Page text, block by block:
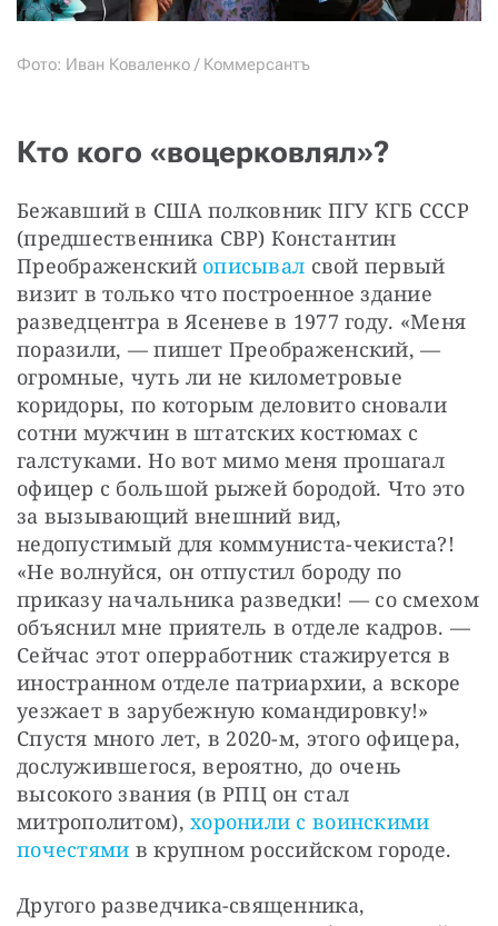
Фото: Иван Коваленко / Коммерсантъ
Кто кого «воцерковлял»?
Бежавший в США полковник ПГУ КГБ СССР
(предшественника СВР) Константин
Преображенский описывал свой первый
визит в только что построенное здание
разведцентра в Ясеневе в 1977 году. «Меня
поразили, — пишет Преображенский, —
огромные, чуть ли не километровые
коридоры, по которым деловито сновали
сотни мужчин в штатских костюмах с
галстуками. Но вот мимо меня прошагал
офицер с большой рыжей бородой. Что это
за вызывающий внешний вид,
недопустимый для коммуниста-чекиста?!
«Не волнуйся, он отпустил бороду по
приказу начальника разведки! — со смехом
объяснил мне приятель в отделе кадров. —
Сейчас этот оперработник стажируется в
иностранном отделе патриархии, а вскоре
уезжает в зарубежную командировку!»
Спустя много лет, в 2020-м, этого офицера,
дослужившегося, вероятно, до очень
высокого звания (в РПЦ он стал
митрополитом), хоронили с воинскими
почестями в крупном российском городе.
Другого разведчика-священника,